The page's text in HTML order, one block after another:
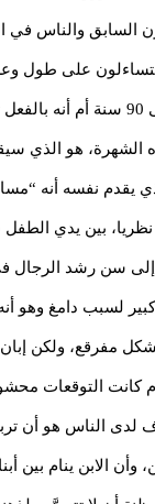
السابق والناس في
يتساءلون على
يقدم نفسه أنه
نظريا، بين يدي
لسبب دامغ وهو
مفرقع، ولكن
الممتدة بين 1900م و 1905م كانت
لدى الناس هو أن
وأن الابن ينام بين